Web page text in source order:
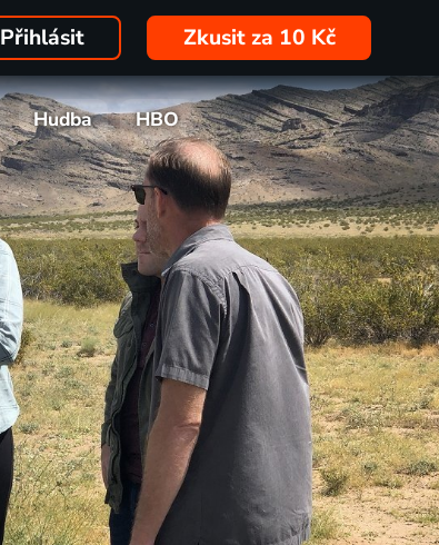
Přihlásit Zkusit za 10 Kč
Hudba HBO